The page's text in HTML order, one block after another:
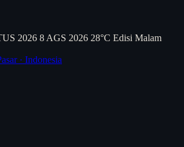
2026 8 AGS 2026 28°C Edisi Malam
· Indonesia